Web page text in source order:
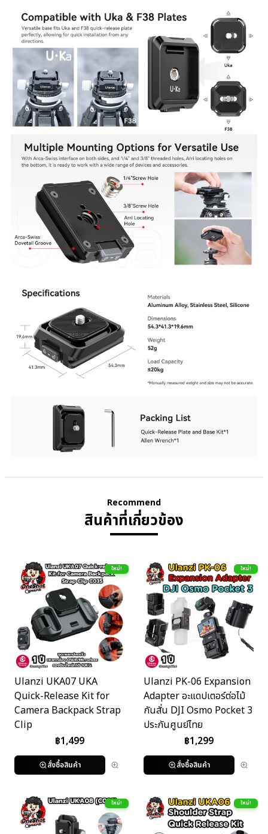
Recommend
สินค้าที่เกี่ยวข้อง
ใหม่!
Ulanzi UKA07 UKA
Quick-Release Kit for
Camera Backpack Strap
Clip
฿1,499
สั่งซื้อสินค้า
ใหม่!
Ulanzi PK-06 Expansion
Adapter อะแดปเตอร์ต่อไม้
กันสั่น DJI Osmo Pocket 3
ประกันศูนย์ไทย
฿1,299
สั่งซื้อสินค้า
ใหม่! ใหม่!